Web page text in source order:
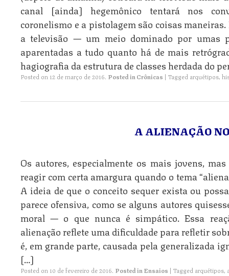
canal [ainda] hegemônico tentará nos
coronelismo e a pistolagem são coisas
a televisão — um meio dominado por umas
aparentadas a tudo quanto há de mais
hagiografia da estrutura de classes herdada do
Posted on 12 de março de 2016. Posted in Crônicas | Tagged arquétipos,
A ALIENAÇÃO
Os autores, especialmente os mais jovens,
reagir com certa amargura quando o tema
A ideia de que o conceito sequer exista ou
parece ofensiva, como se alguns autores
moral — o que nunca é simpático. Essa
alienação reflete uma dificuldade para refletir
é, em grande parte, causada pela generalizada
[…]
Posted on 10 de fevereiro de 2016. Posted inEnsaios | Tagged arquétipos,